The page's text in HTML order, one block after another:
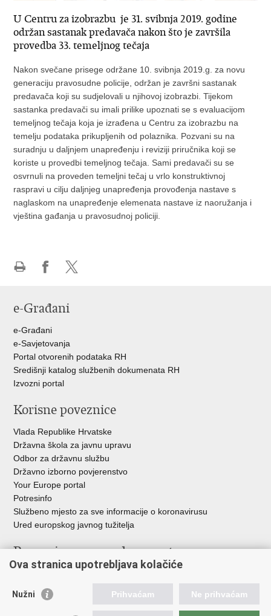
U Centru za izobrazbu je 31. svibnja 2019. godine
održan sastanak predavača nakon što je završila
provedba 33. temeljnog tečaja
Nakon svečane prisege održane 10. svibnja 2019.g. za novu
generaciju pravosudne policije, održan je završni sastanak
predavača koji su sudjelovali u njihovoj izobrazbi. Tijekom
sastanka predavači su imali prilike upoznati se s evaluacijom
temeljnog tečaja koja je izrađena u Centru za izobrazbu na
temelju podataka prikupljenih od polaznika. Pozvani su na
suradnju u daljnjem unapređenju i reviziji priručnika koji se
koriste u provedbi temeljnog tečaja. Sami predavači su se
osvrnuli na proveden temeljni tečaj u vrlo konstruktivnoj
raspravi u cilju daljnjeg unapređenja provođenja nastave s
naglaskom na unapređenje elemenata nastave iz naoružanja i
vještina gađanja u pravosudnoj policiji.
FacebookuTwitteru
e-Građani
e-Građani
e-Savjetovanja
Portal otvorenih podataka RH
Središnji katalog službenih dokumenata RH
Izvozni portal
Korisne poveznice
Vlada Republike Hrvatske
Državna škola za javnu upravu
Odbor za državnu službu
Državno izborno povjerenstvo
Your Europe portal
Potresinfo
Službeno mjesto za sve informacije o koronavirusu
Ured europskog javnog tužitelja
Poveznice pravosudnog sustava
Državno odvjetništvo
Ured za suzbijanje korupcije i organiziranog kriminaliteta
Ova stranica upotrebljava kolačiće
Nužni Prihvaćam Ne prihvaćam